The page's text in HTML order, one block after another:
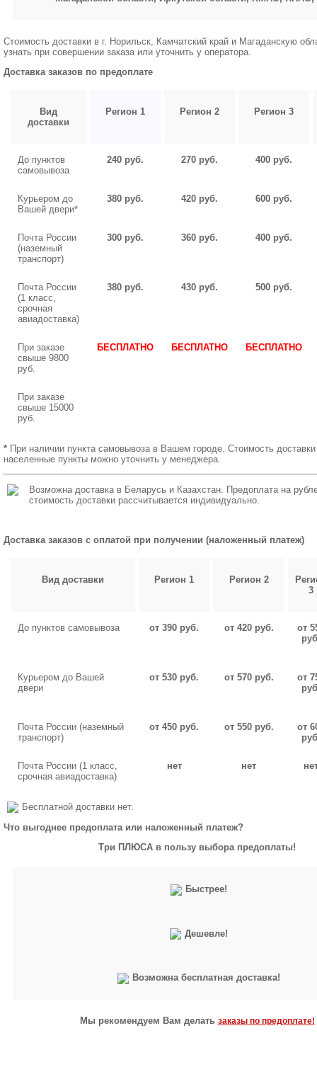
Стоимость доставки в г. Норильск, Камчатский край и Магаданскую
узнать при совершении заказа или уточнить у оператора.
Доставка заказов по предоплате
Вид
доставки
Регион 1 Регион 2 Регион 3
До пунктов
самовывоза
240 руб. 270 руб. 400 руб.
Курьером до
Вашей двери*
380 руб. 420 руб. 600 руб.
Почта России
(наземный
транспорт)
300 руб. 360 руб. 400 руб.
Почта России
(1 класс,
срочная
авиадоставка)
380 руб. 430 руб. 500 руб.
При заказе
свыше 9800
руб.
БЕСПЛАТНО БЕСПЛАТНО БЕСПЛАТНО
При заказе
свыше 15000
руб.
* При наличии пункта самовывоза в Вашем городе. Стоимость доставки
населенные пункты можно уточнить у менеджера.
Возможна доставка в Беларусь и Казахстан. Предоплата на
стоимость доставки рассчитывается индивидуально.
Доставка заказов с оплатой при получении (наложенный платеж)
Вид доставки Регион 1 Регион 2
3
До пунктов самовывоза от 390 руб. от 420 руб.
от
Курьером до Вашей
двери
от 530 руб. от 570 руб.
от
Почта России (наземный
транспорт)
от 450 руб. от 550 руб.
от
Почта России (1 класс,
срочная авиадоставка)
нет нет
Бесплатной доставки нет.
Что выгоднее предоплата или наложенный платеж?
Три ПЛЮСА в пользу выбора предоплаты!
Быстрее!
Дешевле!
Возможна бесплатная доставка!
Мы рекомендуем Вам делать заказы по предоплате!